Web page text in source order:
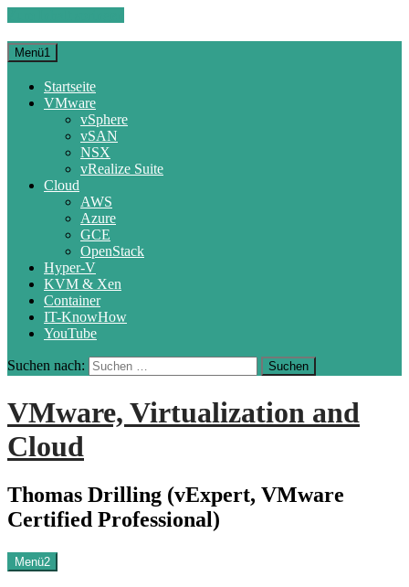
Menü1
Startseite
VMware
vSphere
vSAN
NSX
vRealize Suite
Cloud
AWS
Azure
GCE
OpenStack
Hyper-V
KVM & Xen
Container
IT-KnowHow
YouTube
Suchen nach:
VMware, Virtualization and
Cloud
Thomas Drilling (vExpert, VMware
Certified Professional)
Menü2